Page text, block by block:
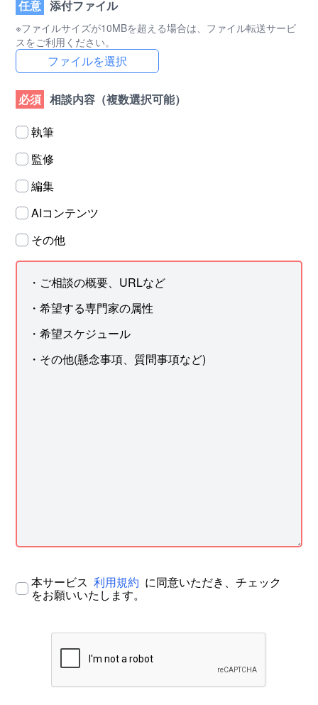
任意 添付ファイル
※ファイルサイズが10MBを超える場合は、ファイル転送サービ
スをご利用ください。
ファイルを選択
必須 相談内容 （複数選択可能）
執筆
監修
編集
AIコンテンツ
その他
本サービス 利用規約 に同意いただき、チェック
をお願いいたします。